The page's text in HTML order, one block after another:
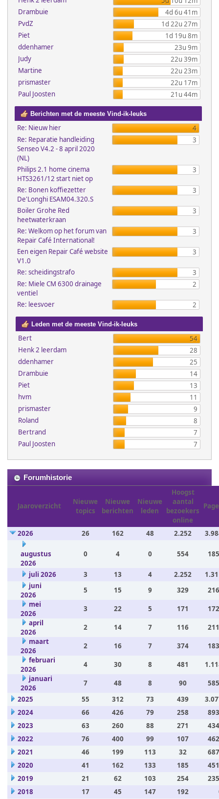
Drambuie
4d 6u 41m
PvdZ
1d 22u 27m
Piet
1d 19u 8m
ddenhamer
23u 9m
Judy
22u 39m
Martine
22u 23m
prismaster
22u 17m
Paul Joosten
21u 44m
Berichten met de meeste Vind-ik-leuks
Re: Nieuw hier
4
Re: Reparatie handleiding
Senseo V4.2 - 8 april 2020
(NL)
3
Philips 2.1 home cinema
HTS3261/12 start niet op
3
Re: Bonen koffiezetter
De'Longhi ESAM04.320.S
3
Boiler Grohe Red
heetwaterkraan
3
Re: Welkom op het forum van
Repair Café International!
3
Een eigen Repair Café website
V1.0
3
Re: scheidingstrafo
3
Re: Miele CM 6300 drainage
ventiel
2
Re: leesvoer 2
Leden met de meeste Vind-ik-leuks
Bert
54
Henk 2 leerdam
28
ddenhamer
25
Drambuie
14
Piet
13
hvm
11
prismaster
9
Roland
8
Bertrand
7
Paul Joosten
7
Forumhistorie
Jaaroverzicht
Nieuwe
topics
Nieuwe
berichten
Nieuwe
leden
Hoogst
aantal
bezoekers
online
2026 26 162 48 2.252
augustus
2026
0 4 0 554
juli 2026 3 13 4 2.252
juni
2026
5 15 9 329
mei
2026
3 22 5 171
april
2026
2 14 7 116
maart
2026
2 16 7 374
februari
2026
4 30 8 481
januari
2026
7 48 8 90
2025
55 312 73 439
2024
66 426 79 258
2023
63 260 88 271
2022
76 400 99 107
2021
46 199 113 32
2020
41 162 133 185
2019
21 62 103 254
2018
17 45 147 192